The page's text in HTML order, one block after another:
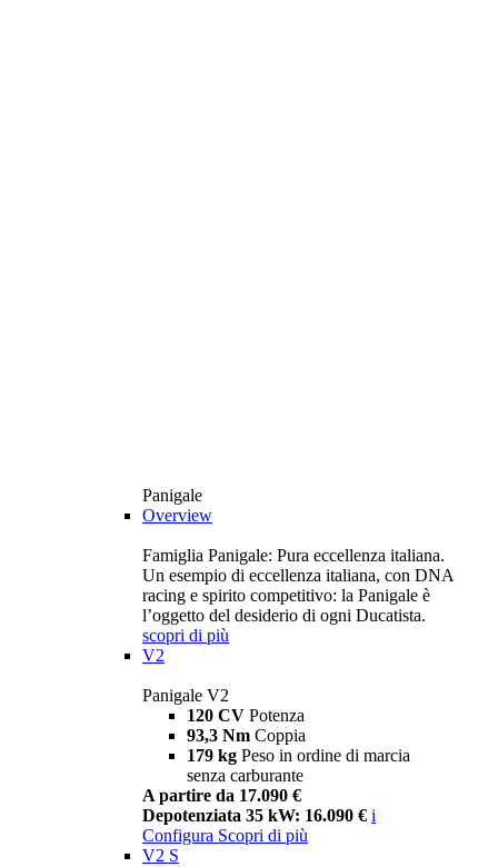
Panigale
Overview
Famiglia Panigale: Pura eccellenza italiana.
Un esempio di eccellenza italiana, con DNA
racing e spirito competitivo: la Panigale è
l’oggetto del desiderio di ogni Ducatista.
scopri di più
V2
Panigale V2
120 CV Potenza
93,3 Nm Coppia
179 kg Peso in ordine di marcia
senza carburante
A partire da 17.090 €
Depotenziata 35 kW: 16.090 € i
Configura Scopri di più
V2 S